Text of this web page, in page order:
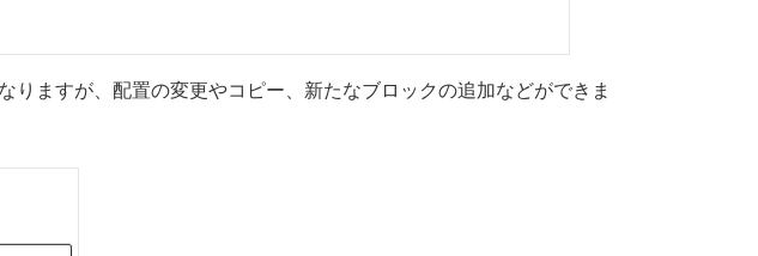
ますが、配置の変更やコピー、新たなブロックの追加などができま